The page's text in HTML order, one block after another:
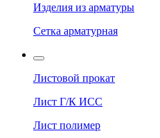
Изделия из арматуры
Сетка арматурная
Листовой прокат
Лист Г/К ИСС
Лист полимер